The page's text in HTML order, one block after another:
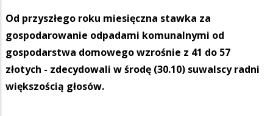
Od przyszłego roku miesięczna stawka za
gospodarowanie odpadami komunalnymi od
gospodarstwa domowego wzrośnie z 41 do 57
złotych - zdecydowali w środę (30.10) suwalscy radni
większością głosów.